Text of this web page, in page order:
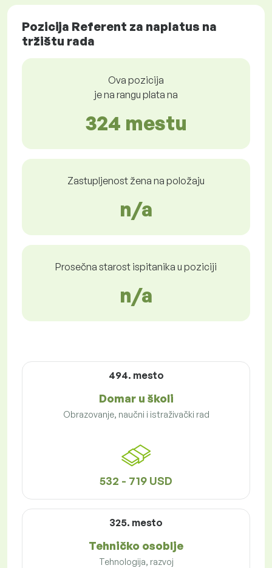
Pozicija Referent za naplatus na
tržištu rada
Ova pozicija
je na rangu plata na
324 mestu
Zastupljenost žena na položaju
n/a
Prosečna starost ispitanika u poziciji
n/a
494. mesto
Domar u školi
Obrazovanje, naučni i istraživački rad
532 - 719 USD
325. mesto
Tehničko osoblje
Tehnologija, razvoj